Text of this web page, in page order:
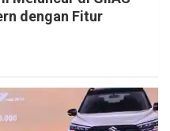
dengan Fitur